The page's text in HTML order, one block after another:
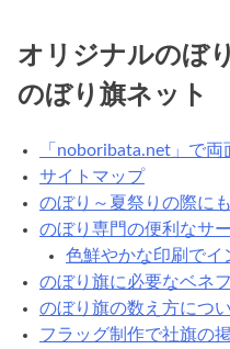
オリジナルのぼ
のぼり旗ネット
「noboribata.net」で
サイトマップ
のぼり～夏祭りの際に
のぼり専門の便利なサ
色鮮やかな印刷でイ
のぼり旗に必要なベネ
のぼり旗の数え方につ
フラッグ制作で社旗の